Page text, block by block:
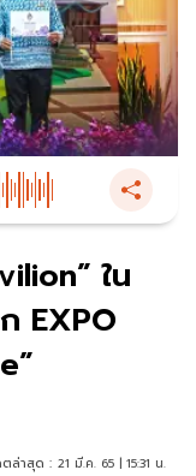
ใน
EXPO
ล่าสุด : 21 มี.ค. 65 | 15:31 น.